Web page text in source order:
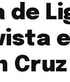
de
Cruz